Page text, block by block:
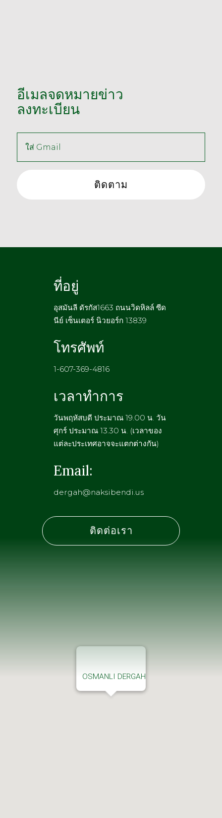
อีเมลจดหมายข่าว
ลงทะเบียน
OSMANLI DERGAH
ที่อยู่
อุสมันลี ดัรกัส1663 ถนนวิดหิลล์ ซีด
นีย์ เซ็นเตอร์ นิวยอร์ก 13839
โทรศัพท์
1-607-369-4816
เวลาทำการ
วันพฤหัสบดี ประมาณ 19.00 น. วัน
ศุกร์ ประมาณ 13.30 น. (เวลาของ
แต่ละประเทศอาจจะแตกต่างกัน)
Email:
dergah@naksibendi.us
ติดต่อเรา